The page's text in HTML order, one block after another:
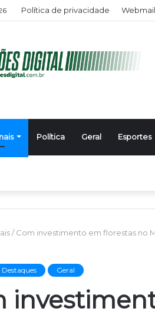
Política de privacidade
Política Geral Esportes
/ Com investimento em florestas no
Destaques Geral